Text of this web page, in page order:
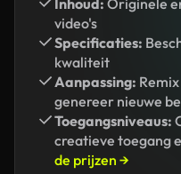
Inhoud: Originele
video's
Specificaties:
kwaliteit
Aanpassing:
genereer nieuwe
Toegangsniveaus:
creatieve toegang
de prijzen →